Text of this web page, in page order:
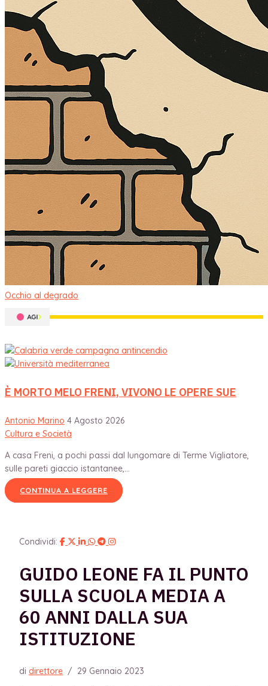
Occhio al degrado
È MORTO MELO FRENI, VIVONO LE OPERE SUE
Antonio Marino 4 Agosto 2026
Cultura e Società
A casa Freni, a pochi passi dal lungomare di Terme Vigliatore,
sulle pareti giaccio istantanee,...
CONTINUA A LEGGERE
Condividi:
GUIDO LEONE FA IL PUNTO
SULLA SCUOLA MEDIA A
60 ANNI DALLA SUA
ISTITUZIONE
di direttore / 29 Gennaio 2023